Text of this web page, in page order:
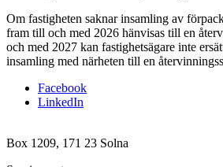
Om fastigheten saknar insamling av
fram till och med 2026 hänvisas till en
och med 2027 kan fastighetsägare inte
insamling med närheten till en
Facebook
LinkedIn
Box 1209, 171 23 Solna